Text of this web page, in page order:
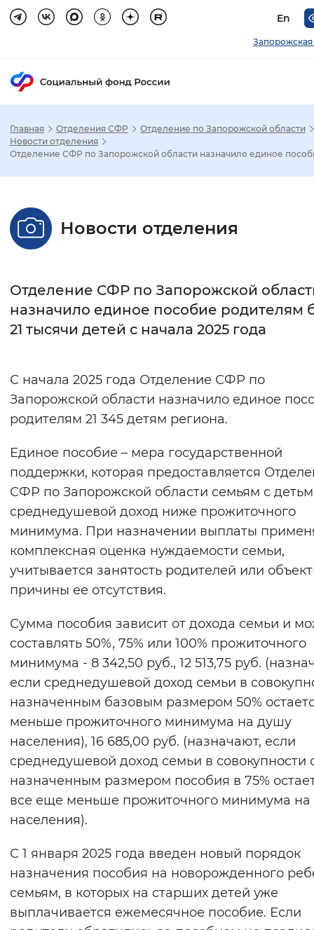
En
Запорожская
Настройка режима отображения
Стандартный Увеличенный
Интервал между буквами
Цвет сайта
Синий фон
Изображения
Включены Выключены
Звуковой ассистент
Воспроизвести Остановить
Вернуть стандартные настройки
Главная Отделения СФР
Отделение по Запорожской области
Новости отделения
Отделение СФР по Запорожской области назначило единое
Новости отделения
Отделение СФР по Запорожской
назначило единое пособие родителям
21 тысячи детей с начала 2025 года
С начала 2025 года Отделение СФР по
Запорожской области назначило единое
родителям 21 345 детям региона.
Единое пособие – мера государственной
поддержки, которая предоставляется
СФР по Запорожской области семьям с
среднедушевой доход ниже прожиточного
минимума. При назначении выплаты
комплексная оценка нуждаемости семьи,
учитывается занятость родителей или
причины ее отсутствия.
Сумма пособия зависит от дохода семьи и
составлять 50%, 75% или 100% прожиточного
минимума - 8 342,50 руб., 12 513,75 руб.
если среднедушевой доход семьи в
назначенным базовым размером 50%
меньше прожиточного минимума на душу
населения), 16 685,00 руб. (назначают, если
среднедушевой доход семьи в совокупности
назначенным размером пособия в 75%
все еще меньше прожиточного минимума
населения).
С 1 января 2025 года введен новый порядок
назначения пособия на новорожденного
семьям, в которых на старших детей уже
выплачивается ежемесячное пособие. Если